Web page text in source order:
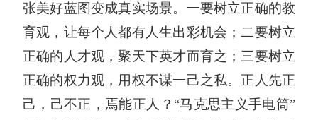
张美好蓝图变成真实场景。一要树立正确的教
育观，让每个人都有人生出彩机会；二要树立
正确的人才观，聚天下英才而育之；三要树立
正确的权力观，用权不谋一己之私。正人先正
己，己不正，焉能正人？“马克思主义手电筒”